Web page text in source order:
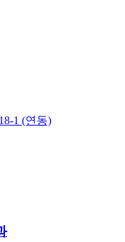
1 (연동)